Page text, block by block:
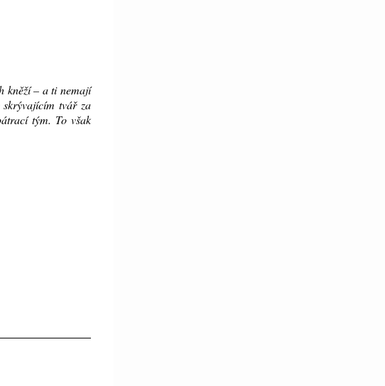
kněží – a ti nemají
tvář za
tým. To však